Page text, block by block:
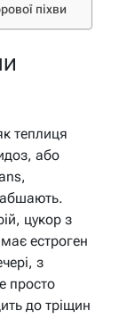
піхви
теплиця
або
цукор з
естроген
з
просто
до тріщин